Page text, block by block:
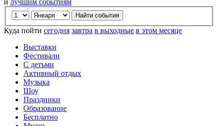
и лучшим событиям
Куда пойти сегодня завтра в выходные в этом месяце
Выставки
Фестивали
С детьми
Активный отдых
Музыка
Шоу
Праздники
Образование
Бесплатно